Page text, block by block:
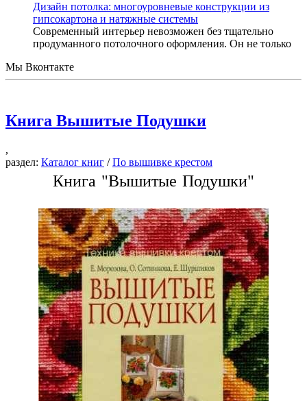
Дизайн потолка: многоуровневые конструкции из
гипсокартона и натяжные системы
Современный интерьер невозможен без тщательно
продуманного потолочного оформления. Он не только
Мы Вконтакте
Книга Вышитые Подушки
,
раздел: Каталог книг /По вышивке крестом
Книга "Вышитые Подушки"